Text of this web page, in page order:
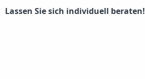
Lassen Sie sich individuell beraten!